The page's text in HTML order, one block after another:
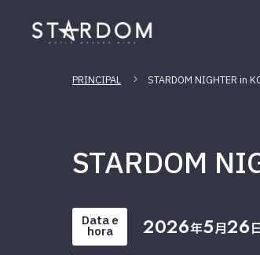
PRINCIPAL STARDOM NIGHTER in
STARDOM
Data e
hora 2026年5月26